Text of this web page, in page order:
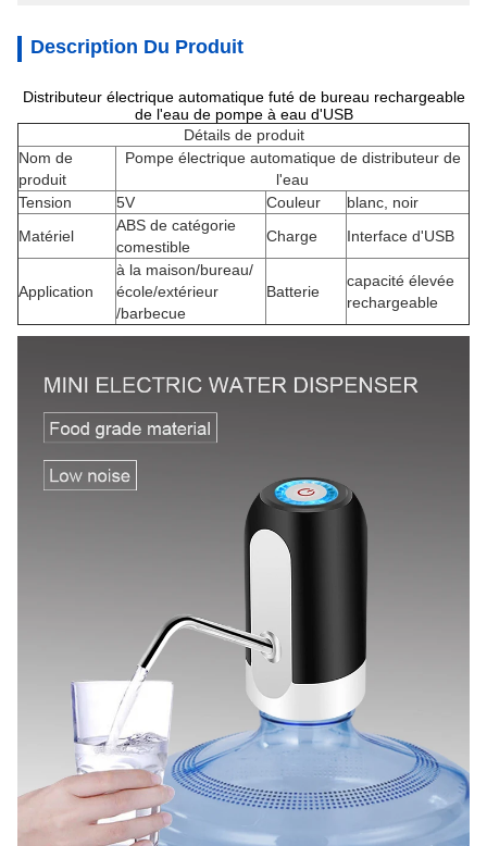
Description Du Produit
Distributeur électrique automatique futé de bureau rechargeable
de l'eau de pompe à eau d'USB
Détails de produit
Nom de
produit
Pompe électrique automatique de distributeur de
l'eau
Tension
5V Couleur
blanc, noir
Matériel
ABS de catégorie
comestible
Charge Interface d'USB
Application
à la maison/bureau/
école/extérieur
/barbecue
Batterie
capacité élevée
rechargeable